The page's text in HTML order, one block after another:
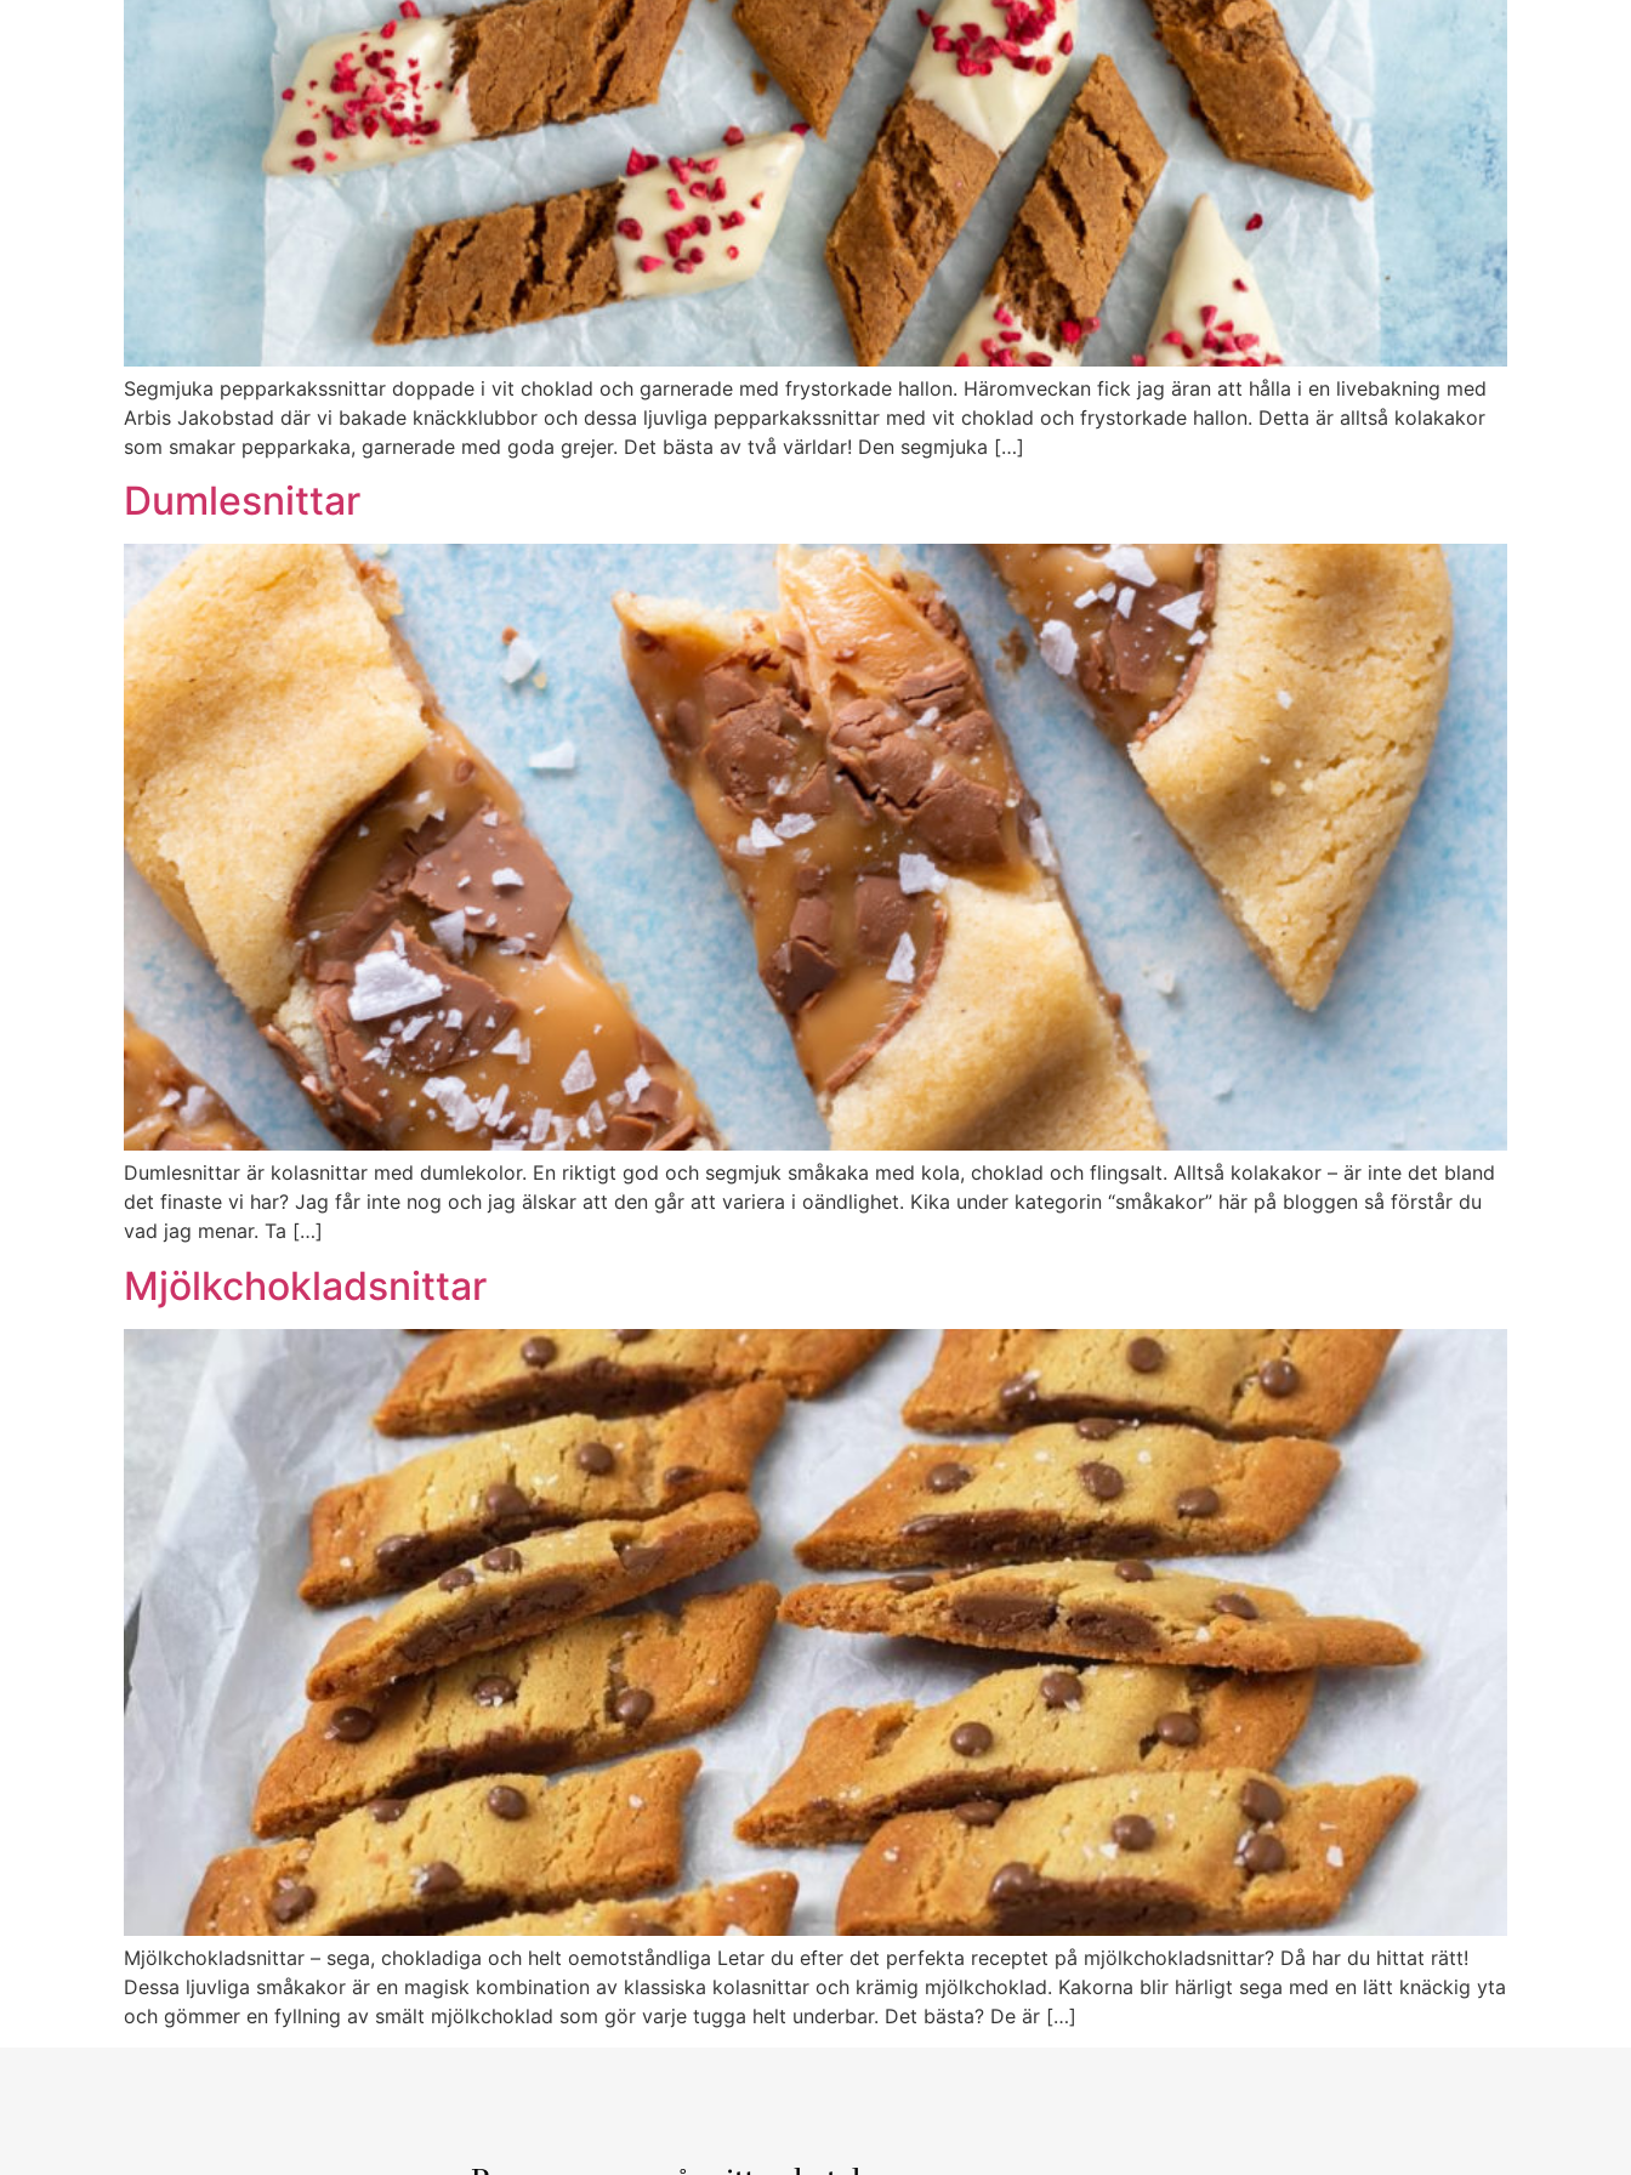
Segmjuka pepparkakssnittar doppade i vit choklad och garnerade med frystorkade hallon. Häromveckan fick jag äran att hålla i en livebakning med
Arbis Jakobstad där vi bakade knäckklubbor och dessa ljuvliga pepparkakssnittar med vit choklad och frystorkade hallon. Detta är alltså kolakakor
som smakar pepparkaka, garnerade med goda grejer. Det bästa av två världar! Den segmjuka […]
Dumlesnittar
Dumlesnittar är kolasnittar med dumlekolor. En riktigt god och segmjuk småkaka med kola, choklad och flingsalt. Alltså kolakakor – är inte det bland
det finaste vi har? Jag får inte nog och jag älskar att den går att variera i oändlighet. Kika under kategorin “småkakor” här på bloggen så förstår du
vad jag menar. Ta […]
Mjölkchokladsnittar
Mjölkchokladsnittar – sega, chokladiga och helt oemotståndliga Letar du efter det perfekta receptet på mjölkchokladsnittar? Då har du hittat rätt!
Dessa ljuvliga småkakor är en magisk kombination av klassiska kolasnittar och krämig mjölkchoklad. Kakorna blir härligt sega med en lätt knäckig yta
och gömmer en fyllning av smält mjölkchoklad som gör varje tugga helt underbar. Det bästa? De är […]